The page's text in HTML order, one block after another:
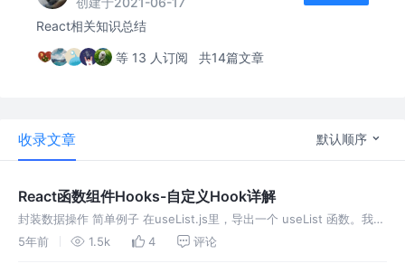
React相关知识总结
等 13 人订阅 共14篇文章
收录文章 默认顺序
React函数组件Hooks-自定义Hook详解
封装数据操作 简单例子 在useList.js里，导出一个 useList 函数。我们
把数据的初始化，ajax,和 setList 都放到这个函数里。外边只要调用我
5年前 1.5k 4 评论